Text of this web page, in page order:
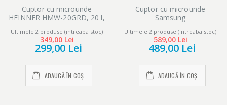
Cuptor cu microunde
HEINNER HMW-20GRD, 20 l,
Ultimele 2 produse (intreaba stoc)
349,00 Lei
299,00 Lei
ADAUGĂ ÎN COȘ
Cuptor cu microunde
Samsung
W, Digital, Touch control, Alb
Ultimele 2 produse (intreaba stoc)
589,00 Lei
489,00 Lei
ADAUGĂ ÎN COȘ